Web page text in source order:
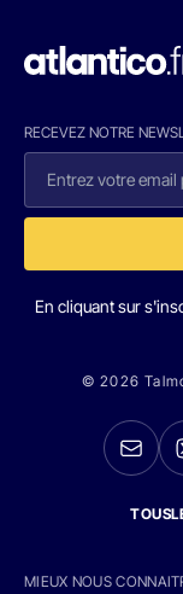
RECEVEZ NOTRE
En cliquant sur
© 2026
MIEUX NOUS